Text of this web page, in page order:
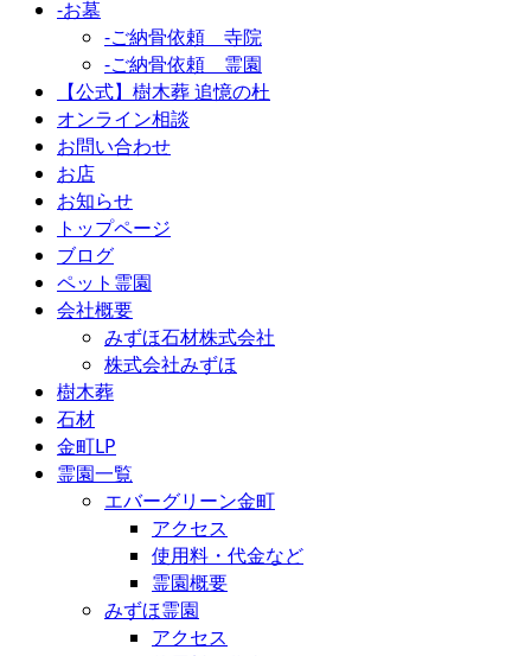
-お墓
-ご納骨依頼 寺院
-ご納骨依頼 霊園
【公式】樹木葬 追憶の杜
オンライン相談
お問い合わせ
お店
お知らせ
トップページ
ブログ
ペット霊園
会社概要
みずほ石材株式会社
株式会社みずほ
樹木葬
石材
金町LP
霊園一覧
エバーグリーン金町
アクセス
使用料・代金など
霊園概要
みずほ霊園
アクセス